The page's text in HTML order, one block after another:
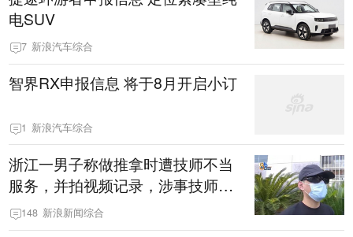
电SUV
7 新浪汽车综合
智界RX申报信息 将于8月开启小订
1 新浪汽车综合
浙江一男子称做推拿时遭技师不当
服务，并拍视频记录，涉事技师：
怎么可以这样坑我呢
148 新浪新闻综合